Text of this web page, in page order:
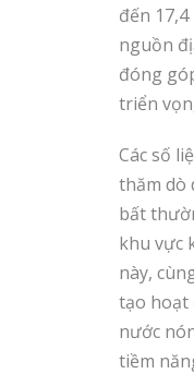
đến
nguồn
đóng
triển
Các số
thăm dò
bất
khu vực
này,
tạo hoạt
nước
tiềm